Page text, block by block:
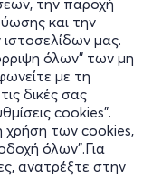
την παροχή
και την
μας.
όλων" των μη
με τη
δικές σας
cookies".
χρήση των cookies,
όλων".Για
ανατρέξτε στην